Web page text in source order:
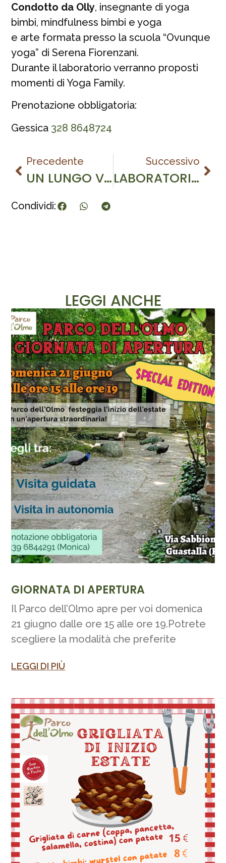
Condotto da Olly, insegnante di yoga
bimbi, mindfulness bimbi e yoga
e arte formata presso la scuola “Ovunque
yoga” di Serena Fiorenzani.
Durante il laboratorio verranno proposti
momenti di Yoga Family.
Prenotazione obbligatoria:
Gessica 328 8648724
Precedente
UN LUNGO VIAGGIO NEL BOSCO – 8/11/2025
Successivo
LABORATORIO DI ” ROTOLINI DI SEMI PER UCCELLINI”
Condividi:
LEGGI ANCHE
GIORNATA DI APERTURA
Il Parco dell’Olmo apre per voi domenica
21 giugno dalle ore 15 alle ore 19.Potrete
scegliere la modalità che preferite
LEGGI DI PIÙ